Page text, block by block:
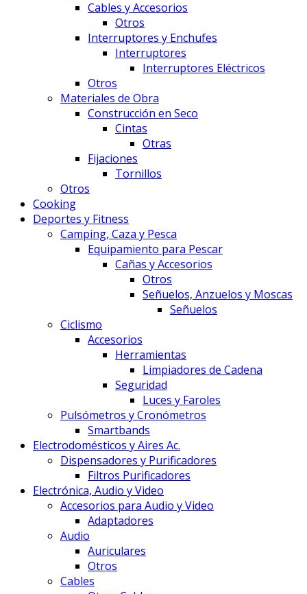
Cables y Accesorios
Otros
Interruptores y Enchufes
Interruptores
Interruptores Eléctricos
Otros
Materiales de Obra
Construcción en Seco
Cintas
Otras
Fijaciones
Tornillos
Otros
Cooking
Deportes y Fitness
Camping, Caza y Pesca
Equipamiento para Pescar
Cañas y Accesorios
Otros
Señuelos, Anzuelos y Moscas
Señuelos
Ciclismo
Accesorios
Herramientas
Limpiadores de Cadena
Seguridad
Luces y Faroles
Pulsómetros y Cronómetros
Smartbands
Electrodomésticos y Aires Ac.
Dispensadores y Purificadores
Filtros Purificadores
Electrónica, Audio y Video
Accesorios para Audio y Video
Adaptadores
Audio
Auriculares
Otros
Cables